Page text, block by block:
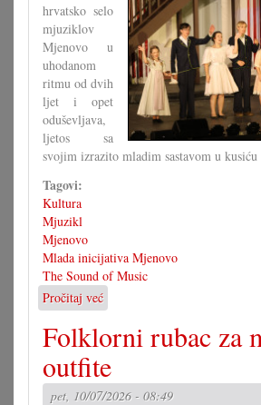
hrvatsko selo
mjuziklov
Mjenovo u
uhodanom
ritmu od dvih
ljet i opet
oduševljava,
ljetos sa
svojim izrazito mladim sastavom u
Tagovi:
Kultura
Mjuzikl
Mjenovo
Mlada inicijativa Mjenovo
The Sound of Music
Pročitaj već
Američki
hit
na
mjenovskoj
pozornici
Folklorni rubac za
outfite
pet, 10/07/2026 - 08:49